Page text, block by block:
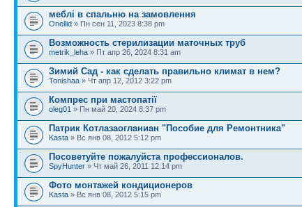
меблі в спальню на замовлення
Onellid » Пн сен 11, 2023 8:38 pm
Возможность стерилизации маточных труб
metrik_leha » Пт апр 26, 2024 8:31 am
Зимий Сад - как сделать правильно климат в нем?
Tonishaa » Чт апр 12, 2012 3:22 pm
Компрес при мастопатії
oleg01 » Пн май 20, 2024 8:37 pm
Патрик Котлазаогланиан "Пособие для Ремонтника"
Kasta » Вс янв 08, 2012 5:12 pm
Посоветуйте пожалуйста профессионалов.
SpyHunter » Чт май 26, 2011 12:14 pm
Фото монтажей кондиционеров
Kasta » Вс янв 08, 2012 5:15 pm